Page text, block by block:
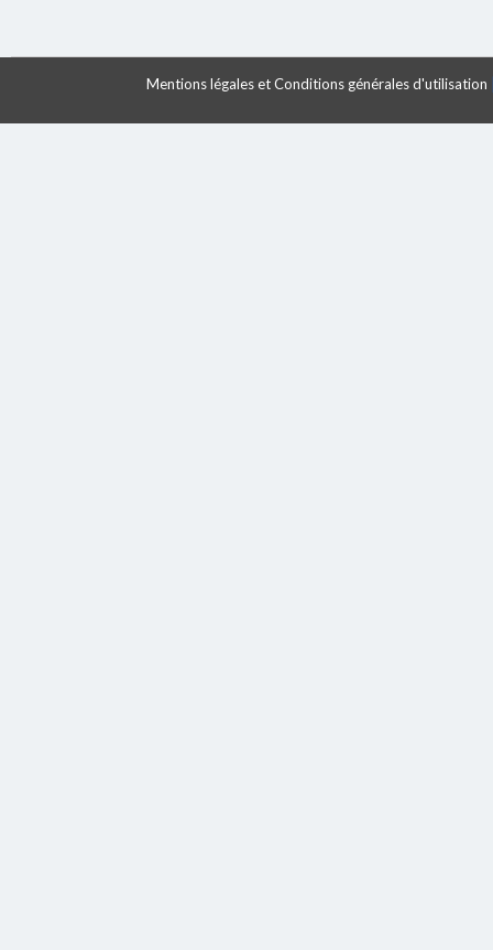
Mentions légales et Conditions générales d'utilisation